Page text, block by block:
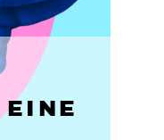
EINE